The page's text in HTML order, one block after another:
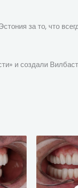
за то, что
и создали